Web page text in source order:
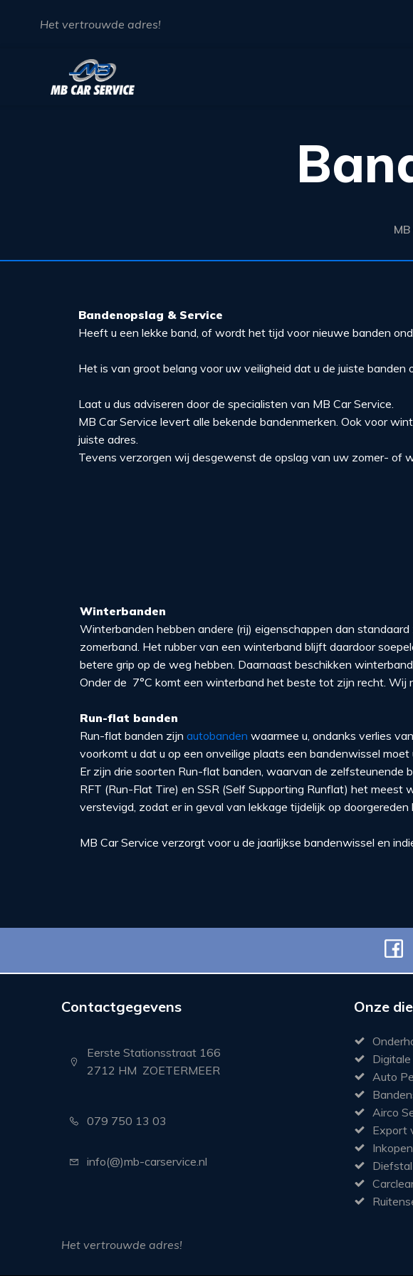
Het vertrouwde adres!
Bandenopslag & Service
Heeft u een lekke band, of wordt het tijd voor nieuwe banden
Het is van groot belang voor uw veiligheid dat u de juiste banden
Laat u dus adviseren door de specialisten van MB Car Service.
MB Car Service levert alle bekende bandenmerken. Ook voor
juiste adres.
Tevens verzorgen wij desgewenst de opslag van uw zomer- of
Winterbanden
Winterbanden hebben andere (rij) eigenschappen dan
zomerband. Het rubber van een winterband blijft daardoor
betere grip op de weg hebben. Daarnaast beschikken
Onder de 7°C komt een winterband het beste tot zijn recht. Wij
Run-flat banden
Run-flat banden zijn autobanden waarmee u, ondanks verlies
voorkomt u dat u op een onveilige plaats een bandenwissel moet
Er zijn drie soorten Run-flat banden, waarvan de
RFT (Run-Flat Tire) en SSR (Self Supporting Runflat) het
verstevigd, zodat er in geval van lekkage tijdelijk op doorgereden
MB Car Service verzorgt voor u de jaarlijkse bandenwissel en
Contactgegevens
Eerste Stationsstraat 166
2712 HM ZOETERMEER
079 750 13 03
info(@)mb-carservice.nl
Het vertrouwde adres!
Onze
Auto
Airco
Export
Inkopen